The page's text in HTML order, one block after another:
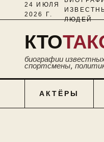
24 ИЮЛЯ
2026 Г.
ЛЮДЕЙ
КТО
биографии
спортсмены,
АКТЁРЫ